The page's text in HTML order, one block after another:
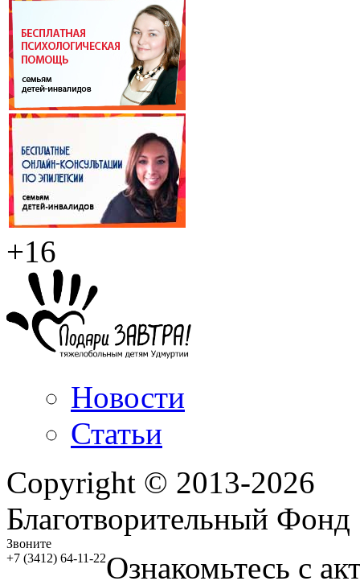
+16
Новости
Статьи
Copyright © 2013-2026
Благотворительный
Звоните
+7 (3412) 64-11-22Ознакомьтесь с